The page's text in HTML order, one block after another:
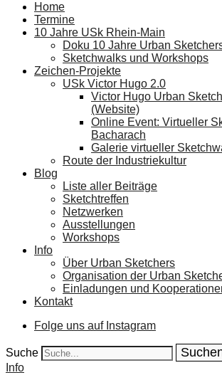
Home
Termine
10 Jahre USk Rhein-Main
Doku 10 Jahre Urban
Sketchwalks und Workshops
Zeichen-Projekte
USk Victor Hugo 2.0
Victor Hugo Urban
(Website)
Online Event: Virtueller
Bacharach
Galerie virtueller
Route der Industriekultur
Blog
Liste aller Beiträge
Sketchtreffen
Netzwerken
Ausstellungen
Workshops
Info
Über Urban Sketchers
Organisation der Urban
Einladungen und
Kontakt
Folge uns auf Instagram
Suche
Info